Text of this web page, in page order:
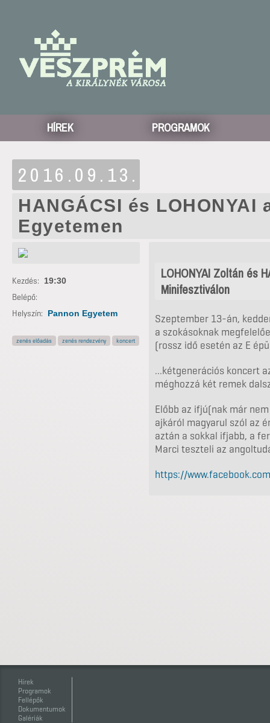
HÍREK PROGRAMOK
2016.09.13.
HANGÁCSI és LOHONYAI
Egyetemen
LOHONYAI Zoltán és
Minifesztiválon
Szeptember 13-án,
a szokásoknak
(rossz idő esetén az E
...kétgenerációs koncert
méghozzá két remek
Előbb az ifjú(nak már
ajkáról magyarul szól az
aztán a sokkal ifjabb, a
Marci teszteli az
https://
Kezdés: 19:30
Belépő:
Helyszín:
Pannon Egyetem
zenés előadás zenés rendezvény koncert
Hírek
Programok
Fellépők
Dokumentumok
Galériák